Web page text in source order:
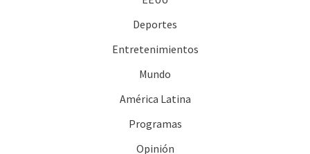
Deportes
Entretenimientos
Mundo
América Latina
Programas
Opinión